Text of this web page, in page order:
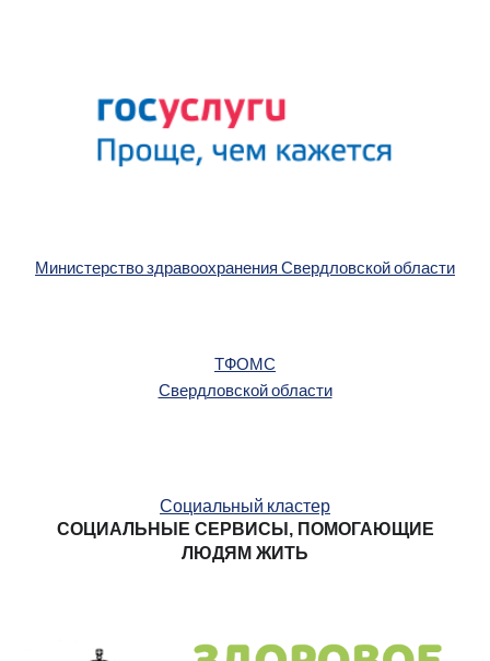
Министерство здравоохранения Свердловской области
ТФОМС
Свердловской области
Социальный кластер
СОЦИАЛЬНЫЕ СЕРВИСЫ, ПОМОГАЮЩИЕ
ЛЮДЯМ ЖИТЬ